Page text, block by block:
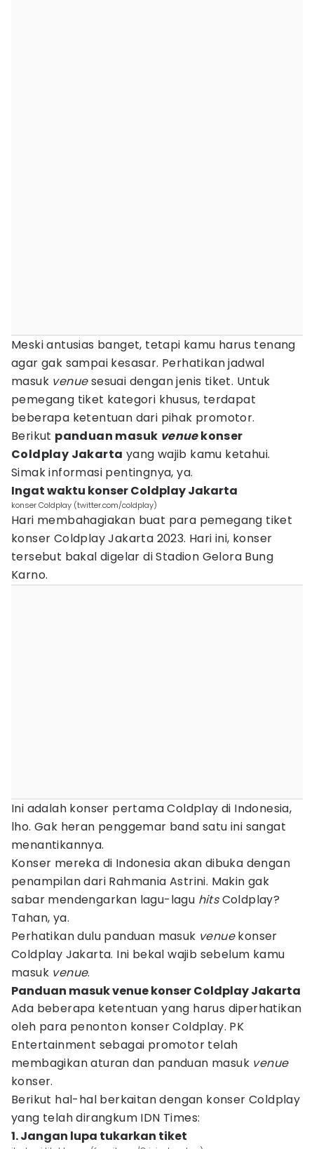
Meski antusias banget, tetapi kamu harus tenang
agar gak sampai kesasar. Perhatikan jadwal
masuk venuesesuai dengan jenis tiket. Untuk
pemegang tiket kategori khusus, terdapat
beberapa ketentuan dari pihak promotor.
Berikut panduan masuk venuekonser
Coldplay Jakarta yang wajib kamu ketahui.
Simak informasi pentingnya, ya.
Ingat waktu konser Coldplay Jakarta
konser Coldplay (twitter.com/coldplay)
Hari membahagiakan buat para pemegang tiket
konser Coldplay Jakarta 2023. Hari ini, konser
tersebut bakal digelar di Stadion Gelora Bung
Karno.
Ini adalah konser pertama Coldplay di Indonesia,
lho. Gak heran penggemar band satu ini sangat
menantikannya.
Konser mereka di Indonesia akan dibuka dengan
penampilan dari Rahmania Astrini. Makin gak
sabar mendengarkan lagu-lagu hitsColdplay?
Tahan, ya.
Perhatikan dulu panduan masuk venuekonser
Coldplay Jakarta. Ini bekal wajib sebelum kamu
masuk venue.
Panduan masuk venue konser Coldplay Jakarta
Ada beberapa ketentuan yang harus diperhatikan
oleh para penonton konser Coldplay. PK
Entertainment sebagai promotor telah
membagikan aturan dan panduan masuk venue
konser.
Berikut hal-hal berkaitan dengan konser Coldplay
yang telah dirangkum IDN Times:
1. Jangan lupa tukarkan tiket